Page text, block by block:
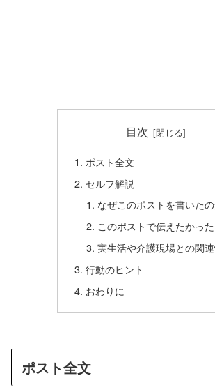
目次
ポスト全文
セルフ解説
なぜこのポストを書いた
このポストで伝えたかっ
実生活や介護現場との関
行動のヒント
おわりに
ポスト全文